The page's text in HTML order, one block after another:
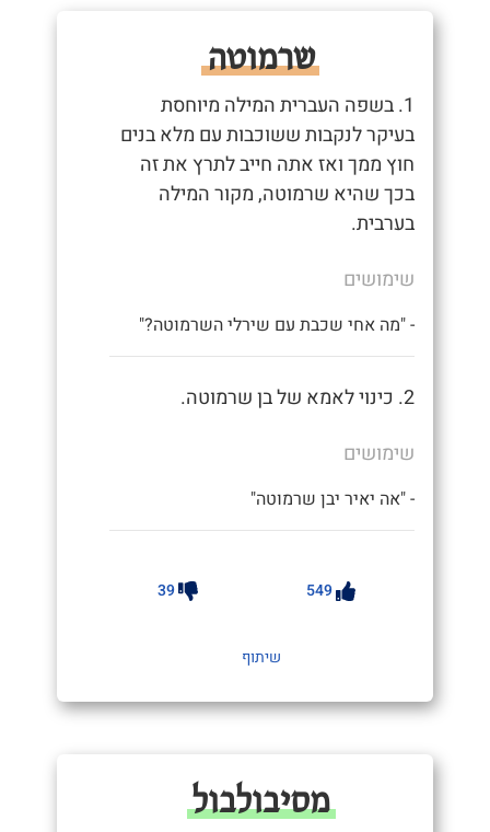
שרמוטה
1. בשפה העברית המילה מיוחסת
בעיקר לנקבות ששוכבות עם מלא בנים
חוץ ממך ואז אתה חייב לתרץ את זה
בכך שהיא שרמוטה, מקור המילה
בערבית.
שימושים
- "מה אחי שכבת עם שירלי השרמוטה?"
2. כינוי לאמא של בן שרמוטה.
שימושים
- "אה יאיר יבן שרמוטה"
549
39
שיתוף
מסיבולבול